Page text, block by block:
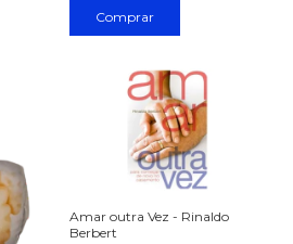
Amar outra Vez - Rinaldo
Berbert